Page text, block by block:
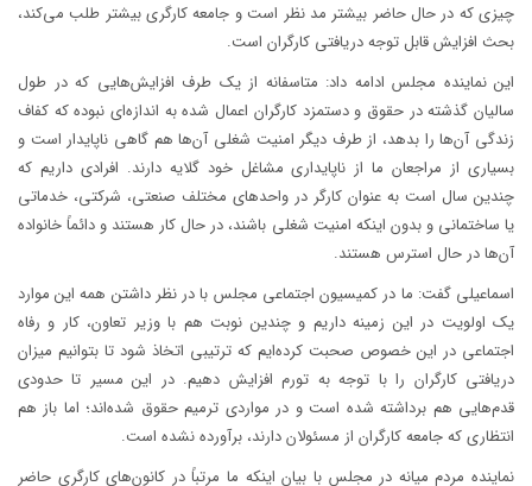
چیزی که در حال حاضر بیشتر مد نظر است و جامعه کارگری بیشتر طلب می‌کند،
بحث افزایش قابل توجه دریافتی کارگران است.
این نماینده مجلس ادامه داد: متاسفانه از یک طرف افزایش‌هایی که در طول
سالیان گذشته در حقوق و دستمزد کارگران اعمال شده به اندازه‌ای نبوده که کفاف
زندگی آن‌ها را بدهد، از طرف دیگر امنیت شغلی آن‌ها هم گاهی ناپایدار است و
بسیاری از مراجعان ما از ناپایداری مشاغل خود گلایه دارند. افرادی داریم که
چندین سال است به عنوان کارگر در واحدهای مختلف صنعتی، شرکتی، خدماتی
یا ساختمانی و بدون اینکه امنیت شغلی باشند، در حال کار هستند و دائماً خانواده
آن‌ها در حال استرس هستند.
اسماعیلی گفت: ما در کمیسیون اجتماعی مجلس با در نظر داشتن همه این موارد
یک اولویت در این زمینه داریم و چندین نوبت هم با وزیر تعاون، کار و رفاه
اجتماعی در این خصوص صحبت کرده‌ایم که ترتیبی اتخاذ شود تا بتوانیم میزان
دریافتی کارگران را با توجه به تورم افزایش دهیم. در این مسیر تا حدودی
قدم‌هایی هم برداشته شده است و در مواردی ترمیم حقوق شده‌اند؛ اما باز هم
انتظاری که جامعه کارگران از مسئولان دارند، برآورده نشده است.
نماینده مردم میانه در مجلس با بیان اینکه ما مرتباً در کانون‌های کارگری حاضر